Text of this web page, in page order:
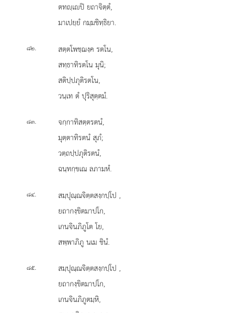
ตทฺเปิ ยถาจิตฺตํ,
มาเปยฺยํ กมฺมชิทฺธิยา.
๘๒. สตฺตโพชฺฌงฺค รตโน,
สทฺธาทิรตโน มุนิ;
สติปฺปภุติรตโน,
วนฺเท ตํ ปุริสุตฺตมํ.
๘๓.
จกฺกาทิสตฺตรตนํ,
มุตฺตาทิรตนํ สุภํ;
วตฺถปฺปภุติรตนํ,
ฉนฺทกฺขเณ ลภามหํ.
๘๔. สมฺปุณฺณจิตฺตสงฺกปฺโป ,
ยถากงฺขิตมาปโก,
เกนจินภิภูโต โย,
สพฺพาภิภู นเม ชินํ.
๘๕. สมฺปุณฺณจิตฺตสงฺกปฺโป ,
ยถากงฺขิตมาปโก,
เกนจินภิภูตมฺหิ,